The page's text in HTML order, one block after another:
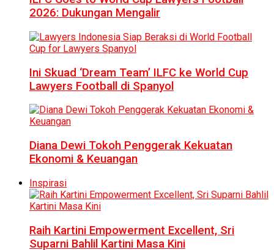
2026: Dukungan Mengalir
Ini Skuad ‘Dream Team’ ILFC ke World Cup
Lawyers Football di Spanyol
Diana Dewi Tokoh Penggerak Kekuatan
Ekonomi & Keuangan
Inspirasi
Raih Kartini Empowerment Excellent, Sri
Suparni Bahlil Kartini Masa Kini